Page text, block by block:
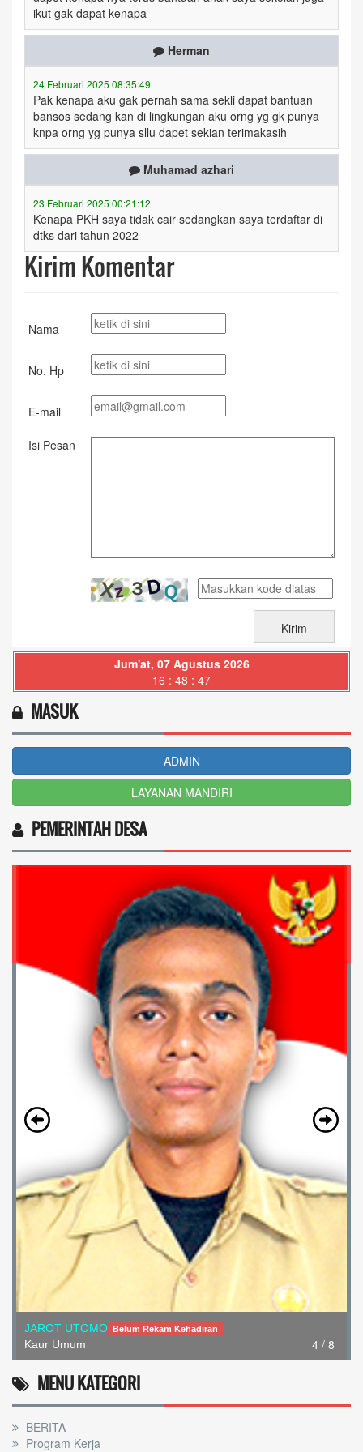
ikut gak dapat kenapa
Herman
24 Februari 2025 08:35:49
Pak kenapa aku gak pernah sama sekli dapat bantuan
bansos sedang kan di lingkungan aku orng yg gk punya
knpa orng yg punya sllu dapet sekian terimakasih
Muhamad azhari
23 Februari 2025 00:21:12
Kenapa PKH saya tidak cair sedangkan saya terdaftar di
dtks dari tahun 2022
Kirim Komentar
Nama
No. Hp
E-mail
Isi Pesan
Jum'at, 07 Agustus 2026
16 : 48 : 48
MASUK
ADMIN
LAYANAN MANDIRI
PEMERINTAH DESA
4 / 8
JAROT UTOMO Belum Rekam Kehadiran
Kaur Umum
MENU KATEGORI
BERITA
Program Kerja